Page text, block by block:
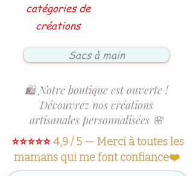
catégories de
créations
Sacs à main
🛍️ Notre boutique est ouverte !
Découvrez nos créations
artisanales personnalisées 🌸
⭐⭐⭐⭐⭐4,9 / 5 — Merci à toutes les
mamans qui me font confiance❤️